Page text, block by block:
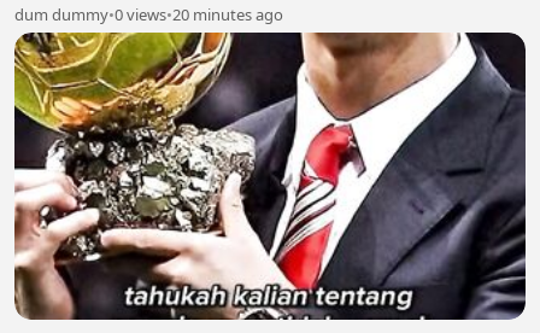
dum dummy•0 views•20 minutes ago